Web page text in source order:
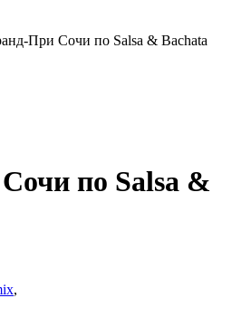
При Сочи по Salsa & Bachata
по Salsa &
,